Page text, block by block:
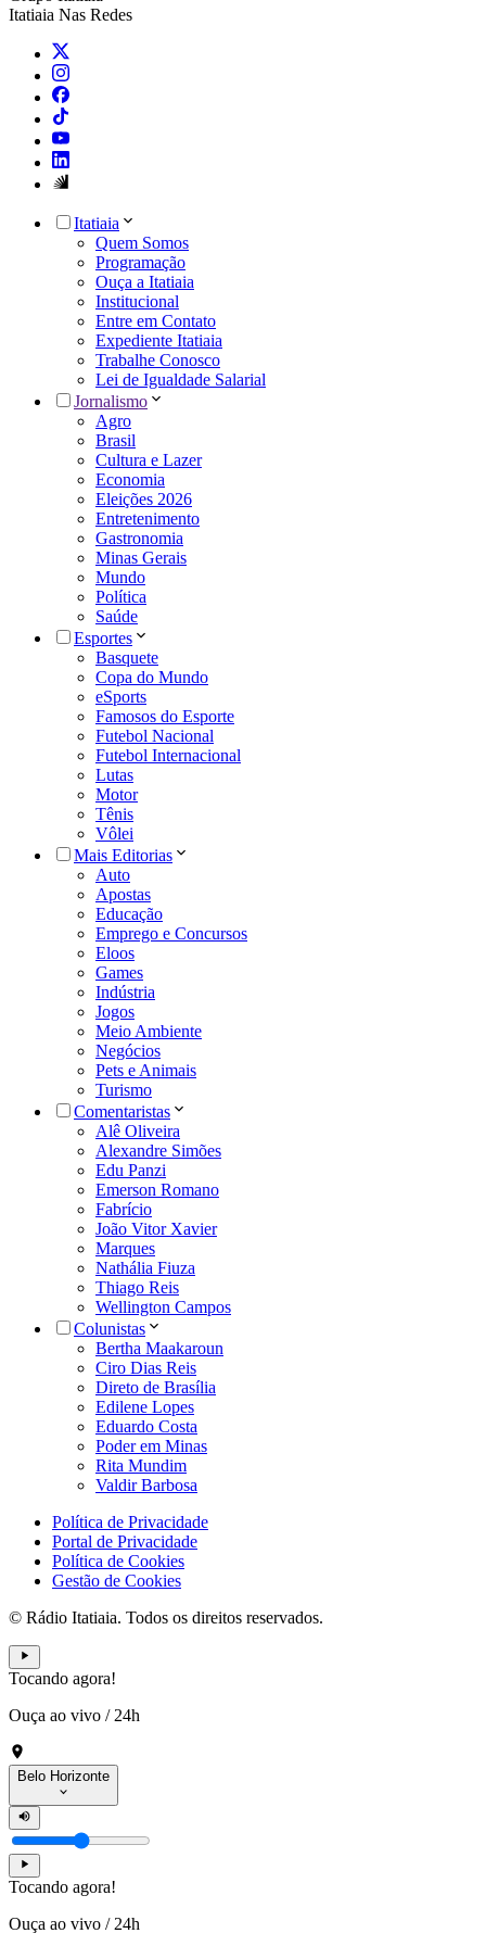
Itatiaia Nas Redes
Itatiaia
Quem Somos
Programação
Ouça a Itatiaia
Institucional
Entre em Contato
Expediente Itatiaia
Trabalhe Conosco
Lei de Igualdade Salarial
Jornalismo
Agro
Brasil
Cultura e Lazer
Economia
Eleições 2026
Entretenimento
Gastronomia
Minas Gerais
Mundo
Política
Saúde
Esportes
Basquete
Copa do Mundo
eSports
Famosos do Esporte
Futebol Nacional
Futebol Internacional
Lutas
Motor
Tênis
Vôlei
Mais Editorias
Auto
Apostas
Educação
Emprego e Concursos
Eloos
Games
Indústria
Jogos
Meio Ambiente
Negócios
Pets e Animais
Turismo
Comentaristas
Alê Oliveira
Alexandre Simões
Edu Panzi
Emerson Romano
Fabrício
João Vitor Xavier
Marques
Nathália Fiuza
Thiago Reis
Wellington Campos
Colunistas
Bertha Maakaroun
Ciro Dias Reis
Direto de Brasília
Edilene Lopes
Eduardo Costa
Poder em Minas
Rita Mundim
Valdir Barbosa
Política de Privacidade
Portal de Privacidade
Política de Cookies
Gestão de Cookies
© Rádio Itatiaia. Todos os direitos reservados.
Tocando agora!
Ouça ao vivo / 24h
Belo Horizonte
Tocando agora!
Ouça ao vivo / 24h